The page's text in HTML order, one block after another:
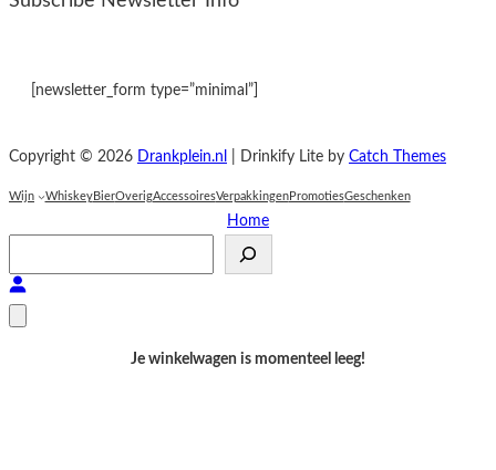
[newsletter_form type=”minimal”]
Copyright © 2026 Drankplein.nl Drinkify Lite by Catch Themes
Wijn WhiskeyBierOverigAccessoiresVerpakkingenPromotiesGeschenken
Home
e
a
r
Je winkelwagen is momenteel leeg!